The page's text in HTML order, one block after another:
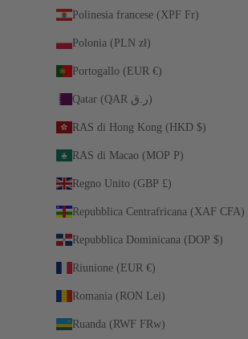
Polinesia francese (XPF Fr)
Polonia (PLN zł)
Portogallo (EUR €)
Qatar (QAR ر.ق)
RAS di Hong Kong (HKD $)
RAS di Macao (MOP P)
Regno Unito (GBP £)
Repubblica Centrafricana (XAF CFA)
Repubblica Dominicana (DOP $)
Riunione (EUR €)
Romania (RON Lei)
Ruanda (RWF FRw)